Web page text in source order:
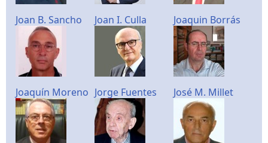
Joan B. Sancho Joan I. Culla Joaquin Borrás
Joaquín Moreno Jorge Fuentes José M. Millet